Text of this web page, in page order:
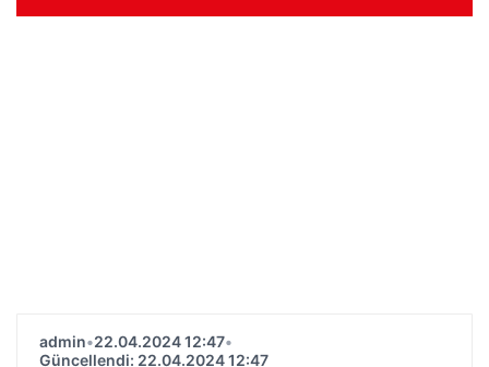
admin•22.04.2024 12:47•
Güncellendi: 22.04.2024 12:47